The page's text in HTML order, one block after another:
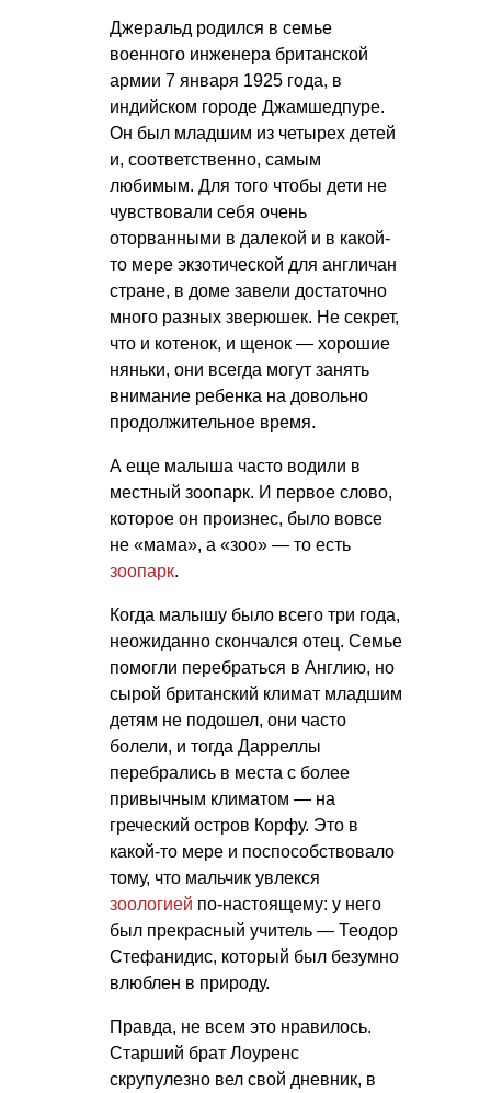
Джеральд родился в семье
военного инженера британской
армии 7 января 1925 года, в
индийском городе Джамшедпуре.
Он был младшим из четырех детей
и, соответственно, самым
любимым. Для того чтобы дети не
чувствовали себя очень
оторванными в далекой и в какой-
то мере экзотической для англичан
стране, в доме завели достаточно
много разных зверюшек. Не секрет,
что и котенок, и щенок — хорошие
няньки, они всегда могут занять
внимание ребенка на довольно
продолжительное время.
А еще малыша часто водили в
местный зоопарк. И первое слово,
которое он произнес, было вовсе
не «мама», а «зоо» — то есть
зоопарк.
Когда малышу было всего три года,
неожиданно скончался отец. Семье
помогли перебраться в Англию, но
сырой британский климат младшим
детям не подошел, они часто
болели, и тогда Дарреллы
перебрались в места с более
привычным климатом — на
греческий остров Корфу. Это в
какой-то мере и поспособствовало
тому, что мальчик увлекся
зоологией по-настоящему: у него
был прекрасный учитель — Теодор
Стефанидис, который был безумно
влюблен в природу.
Правда, не всем это нравилось.
Старший брат Лоуренс
скрупулезно вел свой дневник, в